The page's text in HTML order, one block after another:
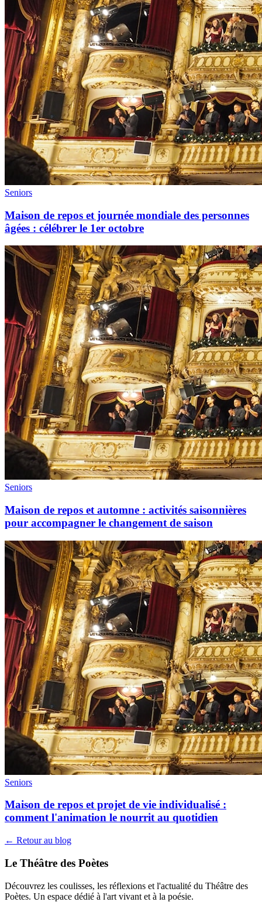
Seniors
Maison de repos et journée mondiale des personnes
âgées : célébrer le 1er octobre
Seniors
Maison de repos et automne : activités saisonnières
pour accompagner le changement de saison
Seniors
Maison de repos et projet de vie individualisé :
comment l'animation le nourrit au quotidien
← Retour au blog
Le Théâtre des Poètes
Découvrez les coulisses, les réflexions et l'actualité du Théâtre des
Poètes. Un espace dédié à l'art vivant et à la poésie.